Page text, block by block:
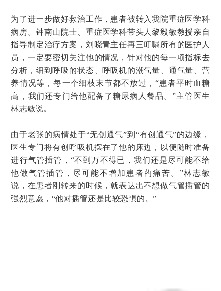
为了进一步做好救治工作，患者被转入我院重症医学科
病房。钟南山院士、重症医学科带头人黎毅敏教授亲自
指导制定治疗方案，刘晓青主任再三叮嘱所有的医护人
员，一定要密切关注他的情况，针对他的每一项指标去
分析，细到呼吸的状态、呼吸机的潮气量、通气量、营
养情况等，每一个细枝末节都不放过，“患者平时血糖
高，我们还专门给他配备了糖尿病人餐品。”主管医生
林志敏说。
由于老张的病情处于“无创通气”到“有创通气”的边缘，
医生专门将有创呼吸机摆在了他的床边，以便随时准备
进行气管插管，“不到万不得已，我们还是尽可能不给
他做气管插管，尽可能不增加患者的痛苦。”林志敏
说，在患者刚转来的时候，就表达出不想做气管插管的
强烈意愿，“他对插管还是比较恐惧的。”